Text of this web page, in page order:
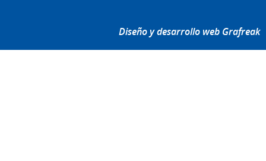
Diseño y desarrollo web Grafreak